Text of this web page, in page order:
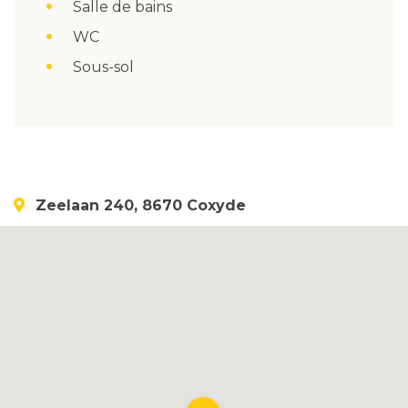
Salle de bains
WC
Sous-sol
Zeelaan 240, 8670 Coxyde